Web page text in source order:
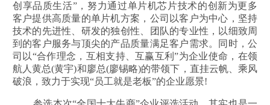
创享品质生活”，努力通过单片机芯片技术的创新为更多
客户提供高质量的单片机方案，公司以客户为中心，坚持
技术的先进性、研发的独创性、团队的专业性，以细致周
到的客户服务与顶尖的产品质量满足客户需求。同时，公
司以“合作理念，互相支持、互赢互利”为企业使命，在领
航人黄总(黄宇)和廖总(廖锡略)的带领下，直挂云帆、乘风
破浪，致力于实现“员工就是老板”的企业愿景!